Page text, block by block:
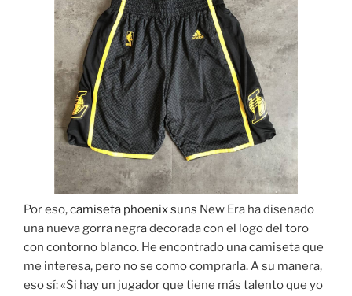
Por eso,camiseta phoenix suns New Era ha diseñado
una nueva gorra negra decorada con el logo del toro
con contorno blanco. He encontrado una camiseta que
me interesa, pero no se como comprarla. A su manera,
eso sí: «Si hay un jugador que tiene más talento que yo